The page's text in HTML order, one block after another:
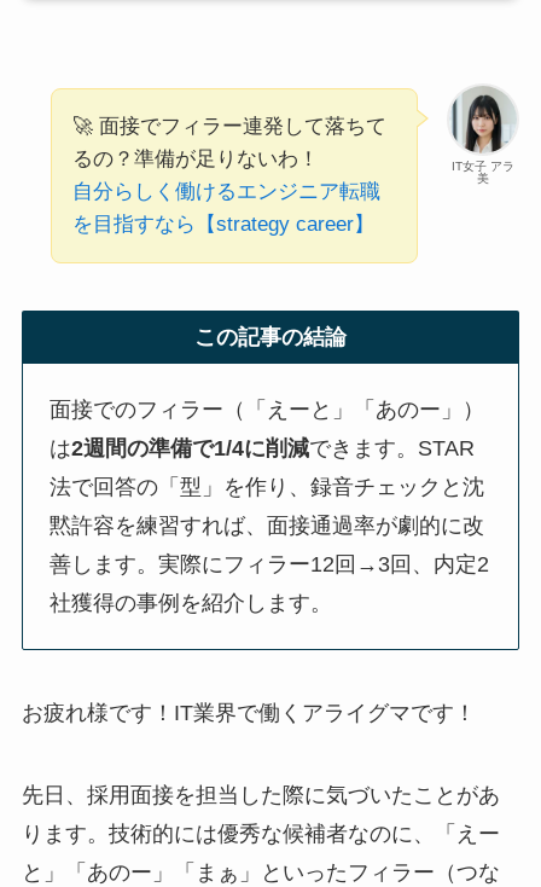
IT女子 アラ
美
🚀 面接でフィラー連発して落ちて
るの？準備が足りないわ！
自分らしく働けるエンジニア転職
を目指すなら【strategy career】
この記事の結論
面接でのフィラー（「えーと」「あのー」）
は2週間の準備で1/4に削減できます。STAR
法で回答の「型」を作り、録音チェックと沈
黙許容を練習すれば、面接通過率が劇的に改
善します。実際にフィラー12回→3回、内定2
社獲得の事例を紹介します。
お疲れ様です！IT業界で働くアライグマです！
先日、採用面接を担当した際に気づいたことがあ
ります。技術的には優秀な候補者なのに、「えー
と」「あのー」「まぁ」といったフィラー（つな